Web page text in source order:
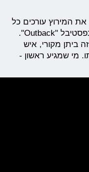
את המירוץ עורכים כל
שנה שנייה בחודש ספטמבר, ונמצא בפסטיבל "Outback".
ביתן מקורי, איש
מי שמגיע ראשון -